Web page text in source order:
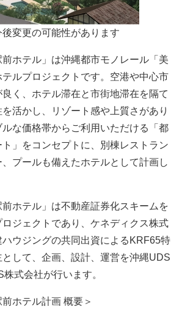
変更の可能性があります
前ホテル」は沖縄都市モノレール「美
ルプロジェクトです。空港や中心市
く、ホテル滞在と市街地滞在を隔て
活かし、リゾート感や上質さがあり
な価格帯からご利用いただける「都
」をコンセプトに、別棟レストラン
プールも備えたホテルとして計画し
前ホテル」は不動産証券化スキームを
ジェクトであり、ケネディクス株式
ウジングの共同出資によるKRF65特
して、企画、設計、運営を沖縄UDS
式会社が行います。
ホテル計画 概要＞